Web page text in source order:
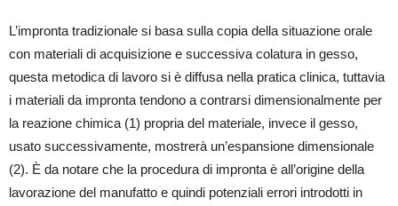
L’impronta tradizionale si basa sulla copia della situazione orale
con materiali di acquisizione e successiva colatura in gesso,
questa metodica di lavoro si è diffusa nella pratica clinica, tuttavia
i materiali da impronta tendono a contrarsi dimensionalmente per
la reazione chimica (1) propria del materiale, invece il gesso,
usato successivamente, mostrerà un’espansione dimensionale
(2). È da notare che la procedura di impronta è all’origine della
lavorazione del manufatto e quindi potenziali errori introdotti in